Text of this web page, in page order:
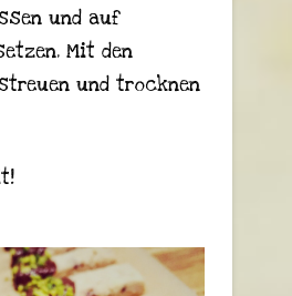
und auf
Mit den
und trocknen